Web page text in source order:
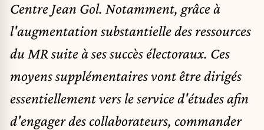
Centre Jean Gol. Notamment, grâce à
l'augmentation substantielle des ressources
du MR suite à ses succès électoraux. Ces
moyens supplémentaires vont être dirigés
essentiellement vers le service d'études afin
d'engager des collaborateurs, commander